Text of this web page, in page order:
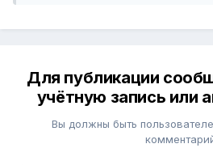
Для публикации
учётную запись или
Вы должны быть